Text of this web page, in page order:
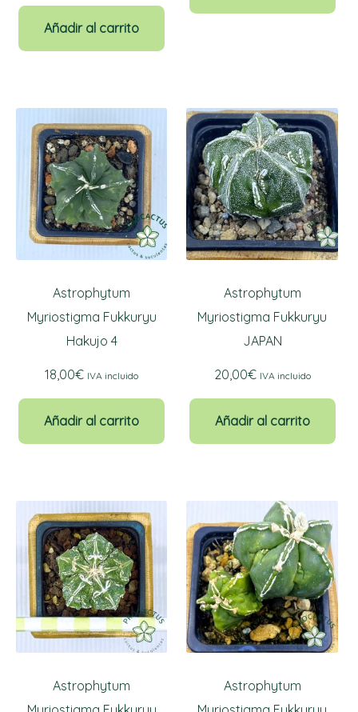
original
actual
Añadir al carrito
Astrophytum
Myriostigma Fukkuryu
Hakujo 4
18,00€ IVA incluido
Añadir al carrito
Astrophytum
Myriostigma Fukkuryu
JAPAN
20,00€ IVA incluido
Añadir al carrito
Astrophytum
Astrophytum